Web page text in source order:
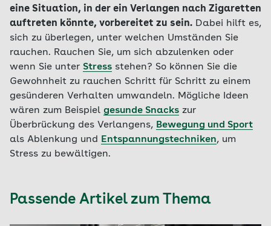
eine Situation, in der ein Verlangen nach Zigaretten
auftreten könnte, vorbereitet zu sein. Dabei hilft es,
sich zu überlegen, unter welchen Umständen Sie
rauchen. Rauchen Sie, um sich abzulenken oder
wenn Sie unter Stress stehen? So können Sie die
Gewohnheit zu rauchen Schritt für Schritt zu einem
gesünderen Verhalten umwandeln. Mögliche Ideen
wären zum Beispiel gesunde Snacks zur
Überbrückung des Verlangens, Bewegung und Sport
als Ablenkung und
Entspannungstechniken, um
Stress zu bewältigen.
Passende Artikel zum Thema